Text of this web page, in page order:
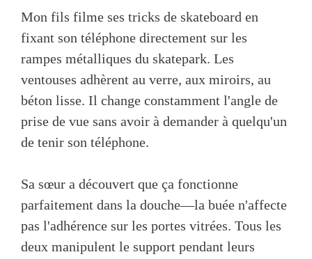
Mon fils filme ses tricks de skateboard en
fixant son téléphone directement sur les
rampes métalliques du skatepark. Les
ventouses adhèrent au verre, aux miroirs, au
béton lisse. Il change constamment l'angle de
prise de vue sans avoir à demander à quelqu'un
de tenir son téléphone.
Sa sœur a découvert que ça fonctionne
parfaitement dans la douche—la buée n'affecte
pas l'adhérence sur les portes vitrées. Tous les
deux manipulent le support pendant leurs